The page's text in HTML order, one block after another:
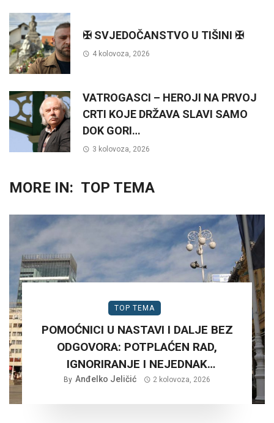
✠ SVJEDOČANSTVO U TIŠINI ✠
4 kolovoza, 2026
VATROGASCI – HEROJI NA PRVOJ
CRTI KOJE DRŽAVA SLAVI SAMO
DOK GORI…
3 kolovoza, 2026
MORE IN: TOP TEMA
TOP TEMA
POMOĆNICI U NASTAVI I DALJE BEZ
ODGOVORA: POTPLAĆEN RAD,
IGNORIRANJE I NEJEDNAK
TRETMAN…
By Anđelko Jeličić 2 kolovoza, 2026